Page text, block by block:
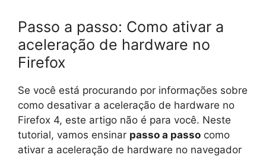
Passo a passo: Como ativar a
aceleração de hardware no
Firefox
Se você está procurando por informações sobre
como desativar a aceleração de hardware no
Firefox 4, este artigo não é para você. Neste
tutorial, vamos ensinar passo a passo como
ativar a aceleração de hardware no navegador